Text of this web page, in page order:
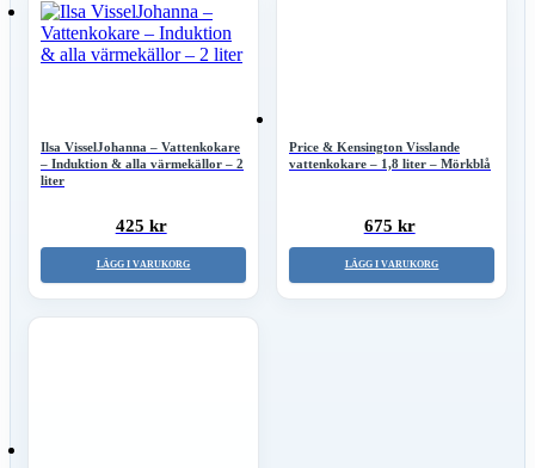
Ilsa VisselJohanna – Vattenkokare
– Induktion & alla värmekällor – 2
liter
425 kr
LÄGG I VARUKORG
Price & Kensington Visslande
vattenkokare – 1,8 liter – Mörkblå
675 kr
LÄGG I VARUKORG